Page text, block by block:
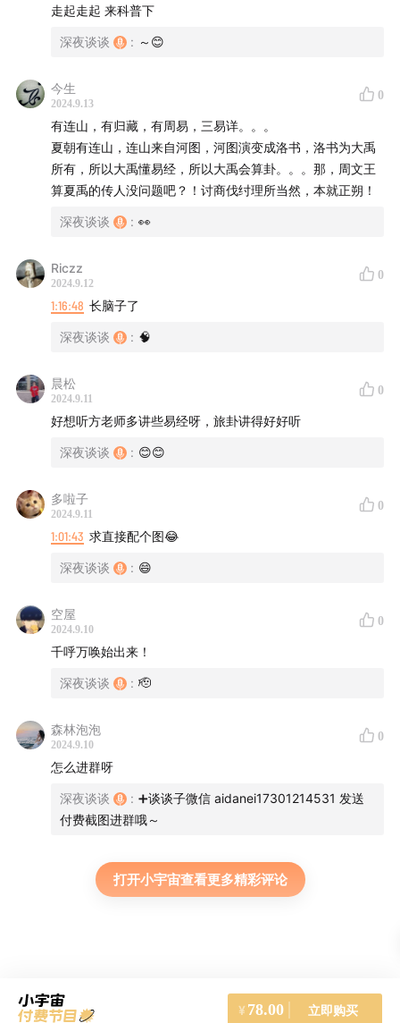
走起走起 来科普下
深夜谈谈 : ～😊
今生
2024.9.13
0
有连山，有归藏，有周易，三易详。。。
夏朝有连山，连山来自河图，河图演变成洛书，洛书为大禹
所有，所以大禹懂易经，所以大禹会算卦。。。那，周文王
算夏禹的传人没问题吧？！讨商伐纣理所当然，本就正朔！
深夜谈谈 : 👀
Riczz
2024.9.12
0
1:16:48 长脑子了
深夜谈谈 : 🧠
晨松
2024.9.11
0
好想听方老师多讲些易经呀，旅卦讲得好好听
深夜谈谈 : 😊😊
多啦子
2024.9.11
0
1:01:43 求直接配个图😂
深夜谈谈 : 😄
空屋
2024.9.10
0
千呼万唤始出来！
深夜谈谈 : 🫡
森林泡泡
2024.9.10
0
怎么进群呀
深夜谈谈 : ➕谈谈子微信 aidanei17301214531 发送
付费截图进群哦～
打开小宇宙查看更多精彩评论
¥78.00 立即购买